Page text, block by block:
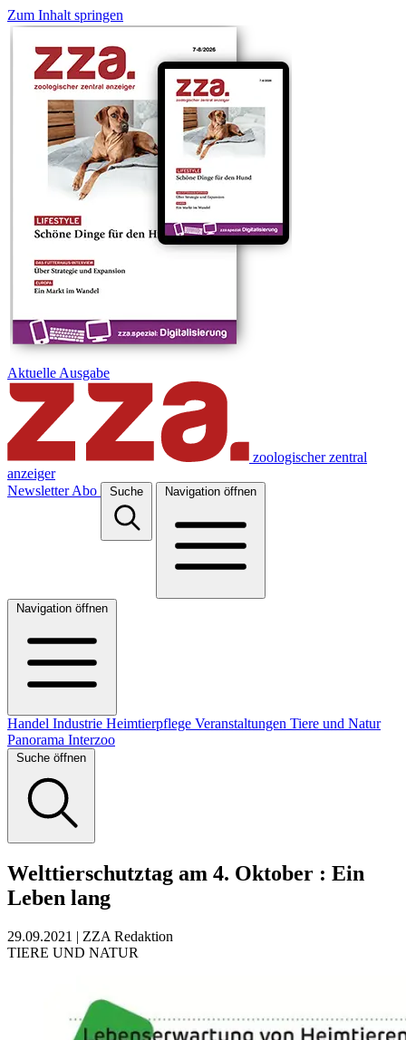
Zum Inhalt springen
Aktuelle Ausgabe
zoologischer zentral
anzeiger
Newsletter Abo Suche Navigation öffnen
Navigation öffnen
Handel Industrie Heimtierpflege Veranstaltungen Tiere und Natur
Panorama Interzoo
Suche öffnen
Welttierschutztag am 4. Oktober : Ein
Leben lang
29.09.2021 | ZZA Redaktion
TIERE UND NATUR